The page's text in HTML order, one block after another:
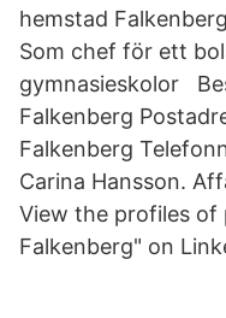
hemstad
Som chef för ett
gymnasieskolor
Falkenberg
Falkenberg
Carina Hansson.
View the profiles of
Falkenberg" on